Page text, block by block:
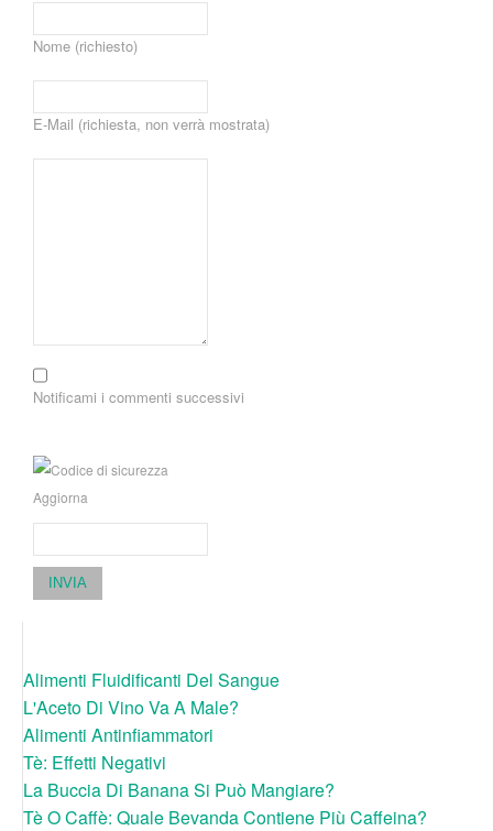
Nome (richiesto)
E-Mail (richiesta, non verrà mostrata)
Notificami i commenti successivi
Aggiorna
INVIA
Alimenti Fluidificanti Del Sangue
L'Aceto Di Vino Va A Male?
Alimenti Antinfiammatori
Tè: Effetti Negativi
La Buccia Di Banana Si Può Mangiare?
Tè O Caffè: Quale Bevanda Contiene Più Caffeina?